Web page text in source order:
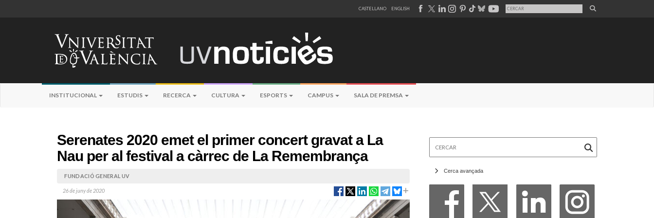
CASTELLANO ENGLISH
INSTITUCIONAL ESTUDIS RECERCA CULTURA ESPORTS CAMPUS SALA DE PREMSA
Serenates 2020 emet el primer concert gravat a La
Nau per al festival a càrrec de La Remembrança
FUNDACIÓ GENERAL UV
26 de juny de 2020
Cerca avançada